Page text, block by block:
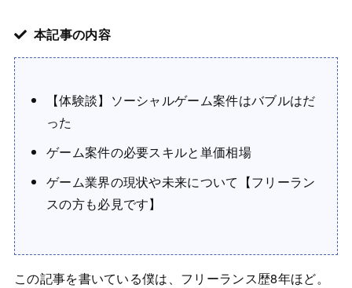
本記事の内容
【体験談】ソーシャルゲーム案件はバブルはだ
った
ゲーム案件の必要スキルと単価相場
ゲーム業界の現状や未来について【フリーラン
スの方も必見です】
この記事を書いている僕は、フリーランス歴8年ほど。